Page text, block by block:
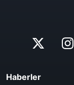
Haberler